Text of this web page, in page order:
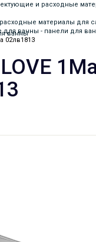
и расходные
материалы для
ванны
для ванны - панели для
02лв1813